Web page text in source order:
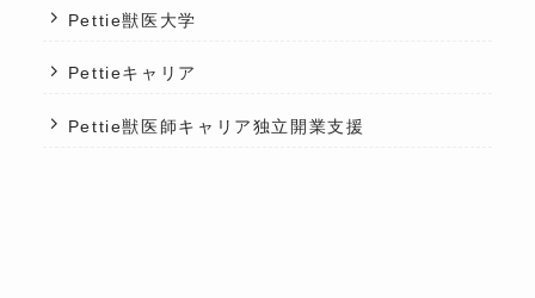
Pettie獣医大学
Pettieキャリア
Pettie獣医師キャリア独立開業支援